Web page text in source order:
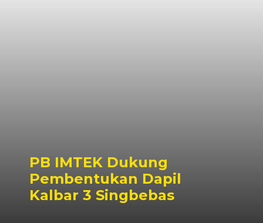
PB IMTEK Dukung
Pembentukan Dapil
Kalbar 3 Singbebas